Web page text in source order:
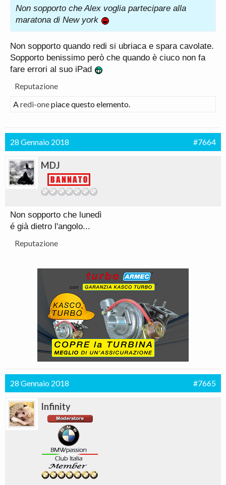
Non sopporto che Alex voglia partecipare alla
maratona di New york
Non sopporto quando redi si ubriaca e spara cavolate.
Sopporto benissimo però che quando è ciuco non fa
fare errori al suo iPad
Reputazione
Aredi-onepiace questo elemento.
28 Gennaio 2018 #7664
MDJ
Non sopporto che lunedì
é già dietro l'angolo...
Reputazione
28 Gennaio 2018 #7665
Infinity